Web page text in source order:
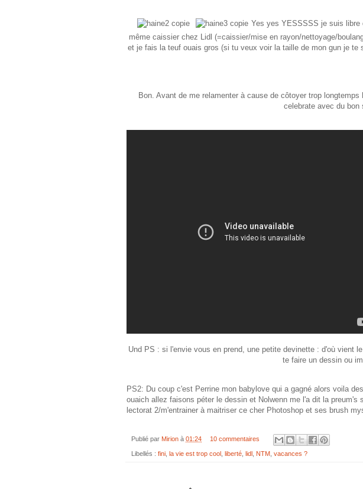
Yes yes YESSSSS je suis libre
même caissier chez Lidl (=caissier/mise en rayon/nettoyage/
et je fais la teuf ouais gros (si tu veux voir la taille de mon gun je te
Bon. Avant de me relamenter à cause de côtoyer trop
celebrate avec du
Und PS : si l'envie vous en prend, une petite devinette : d'où vient
te faire un dessin ou
PS2: Du coup c'est Perrine mon babylove qui a gagné alors voila
ouaich allez faisons péter le dessin et Nolwenn me l'a dit la
lectorat 2/m'entrainer à maitriser ce cher Photoshop et ses brush
Publié par Mirion à 01:24 10 commentaires
Libellés : fini la vie est trop cool liberté lidl NTM vacances ?